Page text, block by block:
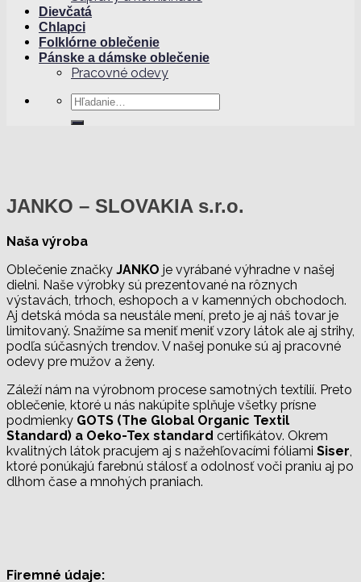
Dievčatá
Chlapci
Folklórne oblečenie
Pánske a dámske oblečenie
Pracovné odevy
Hľadať:
JANKO – SLOVAKIA s.r.o.
Naša výroba
Oblečenie značky JANKO je vyrábané výhradne v našej
dielni. Naše výrobky sú prezentované na rôznych
výstavách, trhoch, eshopoch a v kamenných obchodoch.
Aj detská móda sa neustále mení, preto je aj náš tovar je
limitovaný. Snažíme sa meniť meniť vzory látok ale aj strihy,
podľa súčasných trendov. V našej ponuke sú aj pracovné
odevy pre mužov a ženy.
Záleží nám na výrobnom procese samotných textílií. Preto
oblečenie, ktoré u nás nakúpite splňuje všetky prísne
podmienky GOTS (The Global Organic Textil
Standard) a Oeko-Tex standard certifikátov. Okrem
kvalitných látok pracujem aj s nažehľovacími fóliami Siser
ktoré ponúkajú farebnú stálosť a odolnosť voči praniu aj po
dlhom čase a mnohých praniach.
Firemné údaje: